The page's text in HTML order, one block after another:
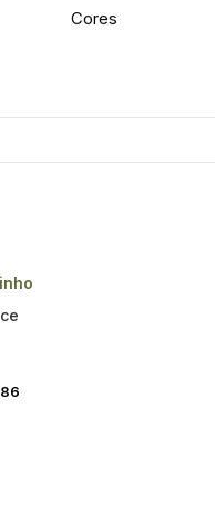
Cores